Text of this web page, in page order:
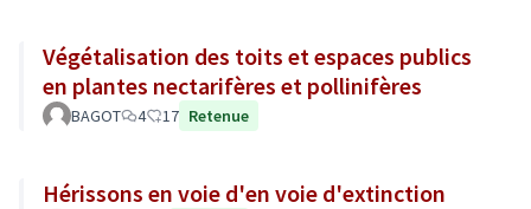
Végétalisation des toits et espaces publics
en plantes nectarifères et pollinifères
BAGOT 4 17 Retenue
Hérissons en voie d'en voie d'extinction